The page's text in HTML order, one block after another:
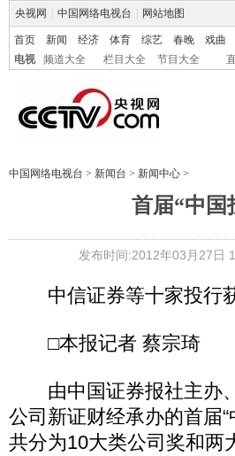
央视网 中国网络电视台 网站地图
首页 新闻 经济 体育 综艺 春晚 戏曲
电视
频道大全 栏目大全 节目大全
中国网络电视台 > 新闻台 > 新闻中心 >
首届“中国
发布时间:2012年03月27日
中信证券等十家投行获
□本报记者 蔡宗琦
由中国证券报社主办、
公司新证财经承办的首届
共分为10大类公司奖和两